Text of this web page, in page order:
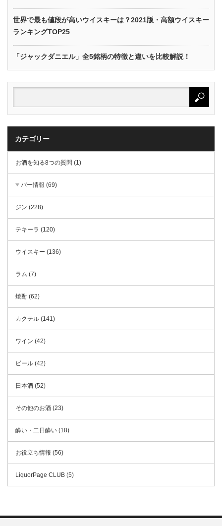
世界で最も値段が高いウイスキーは？2021版・高額ウイスキー
ランキングTOP25
「ジャックダニエル」全5銘柄の特徴と違いを比較解説！
カテゴリー
お酒を知る8つの質問 (1)
バー情報 (69)
ジン (228)
テキーラ (120)
ウイスキー (136)
ラム (7)
焼酎 (62)
カクテル (141)
ワイン (42)
ビール (42)
日本酒 (52)
その他のお酒 (23)
酔い・二日酔い (18)
お役立ち情報 (56)
LiquorPage CLUB (5)